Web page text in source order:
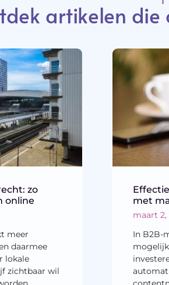
artikelen die
zo
online
meer
daarmee
lokale
zichtbaar wil
met
maart 2,
In B2B-